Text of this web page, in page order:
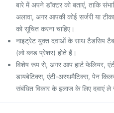
बारे में अपने डॉक्टर को बताएं, ताकि
अलावा, अगर आपकी कोई सर्जरी या
को सूचित करना चाहिए।
नाइट्रेट युक्त दवाओं के साथ टैडसिप
(लो ब्लड प्रेशर) होते हैं।
विशेष रूप से, अगर आप हार्ट फेलियर,
डायबेटिक्स, एंटी-अस्थमैटिक्स, पेन
संबंधित विकार के इलाज के लिए दवाएं ले